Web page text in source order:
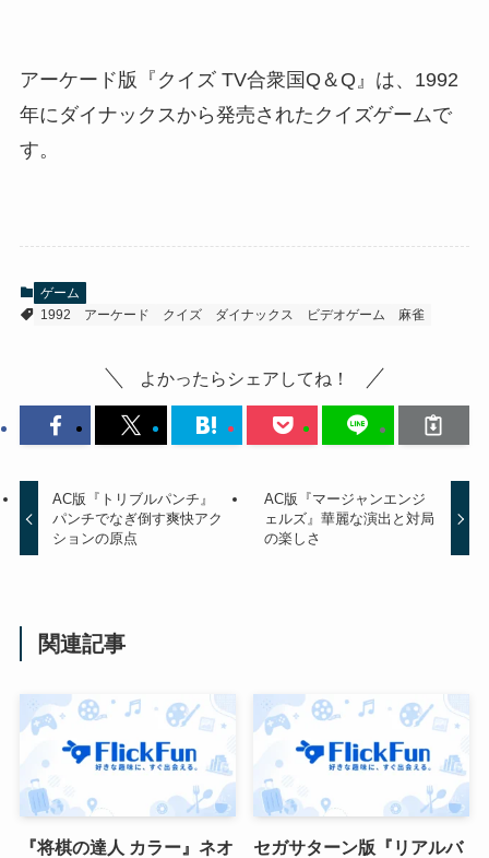
アーケード版『クイズ TV合衆国Q＆Q』は、1992
年にダイナックスから発売されたクイズゲームで
す。
ゲーム
1992
アーケード クイズ ダイナックス ビデオゲーム 麻雀
よかったらシェアしてね！
AC版『トリブルパンチ』
パンチでなぎ倒す爽快アク
ションの原点
AC版『マージャンエンジ
ェルズ』華麗な演出と対局
の楽しさ
関連記事
『将棋の達人 カラー』ネオ
セガサターン版『リアルバ